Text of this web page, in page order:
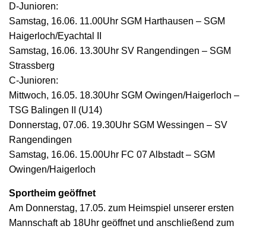
D-Junioren:
Samstag, 16.06. 11.00Uhr SGM Harthausen – SGM
Haigerloch/Eyachtal II
Samstag, 16.06. 13.30Uhr SV Rangendingen – SGM
Strassberg
C-Junioren:
Mittwoch, 16.05. 18.30Uhr SGM Owingen/Haigerloch –
TSG Balingen II (U14)
Donnerstag, 07.06. 19.30Uhr SGM Wessingen – SV
Rangendingen
Samstag, 16.06. 15.00Uhr FC 07 Albstadt – SGM
Owingen/Haigerloch
Sportheim geöffnet
Am Donnerstag, 17.05. zum Heimspiel unserer ersten
Mannschaft ab 18Uhr geöffnet und anschließend zum